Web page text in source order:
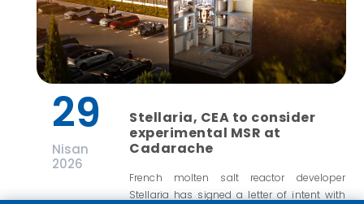
29
Nisan
2026
Stellaria, CEA to consider
experimental MSR at
Cadarache
French molten salt reactor developer
Stellaria has signed a letter of intent with